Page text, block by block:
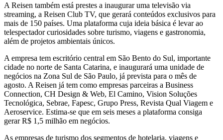
A Reisen também está prestes a inaugurar uma televisão via
streaming, a Reisen Club TV, que gerará conteúdos exclusivos para
mais de 150 países. Uma plataforma cuja ideia básica é levar ao
telespectador curiosidades sobre turismo, viagens e gastronomia,
além de projetos ambientais únicos.
A empresa tem escritório central em São Bento do Sul, importante
cidade no norte de Santa Catarina, e inaugurará uma unidade de
negócios na Zona Sul de São Paulo, já prevista para o mês de
agosto. A Reisen já tem como empresas parceiras a Business
Connection, CH Design & Web, El Camino, Vision Soluções
Tecnológica, Sebrae, Fapesc, Grupo Press, Revista Qual Viagem e
Aeroservice. Estima-se que em seis meses a plataforma consiga
gerar R$ 1,5 milhão em negócios.
As empresas de turismo dos segmentos de hotelaria, viagens e